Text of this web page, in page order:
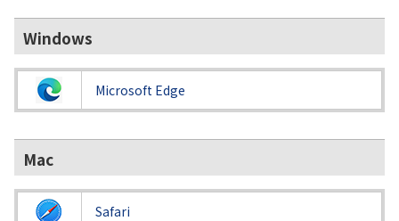
Windows
Microsoft Edge
Mac
Safari